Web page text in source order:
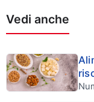
Vedi anche